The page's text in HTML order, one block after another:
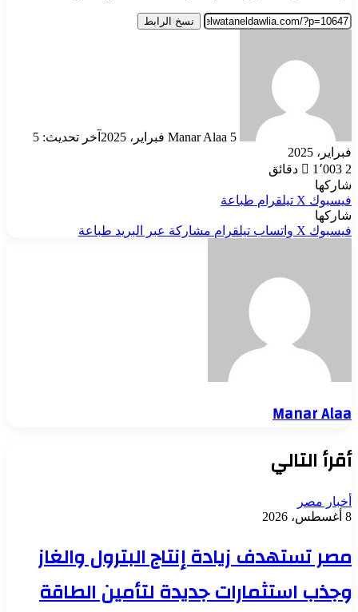
نسخ الرابط
Manar Alaa 5 فبراير، 2025
آخر تحديث: 5
فبراير، 2025
1٬003 2 دقائق
شاركها
فيسبوك ‫X تيلقرام طباعة
شاركها
فيسبوك ‫X واتساب تيلقرام مشاركة عبر البريد طباعة
Manar Alaa
أقرأ التالي
أخبار مصر
8 أغسطس، 2026
مصر تستهدف زيادة إنتاج البترول والغاز
وجذب استثمارات جديدة لتأمين الطاقة